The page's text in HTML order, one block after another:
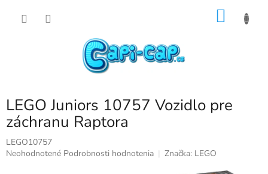
LEGO Juniors 10757 Vozidlo pre
záchranu Raptora
LEGO10757
Priemerné
Neohodnotené Podrobnosti hodnotenia Značka: LEGO